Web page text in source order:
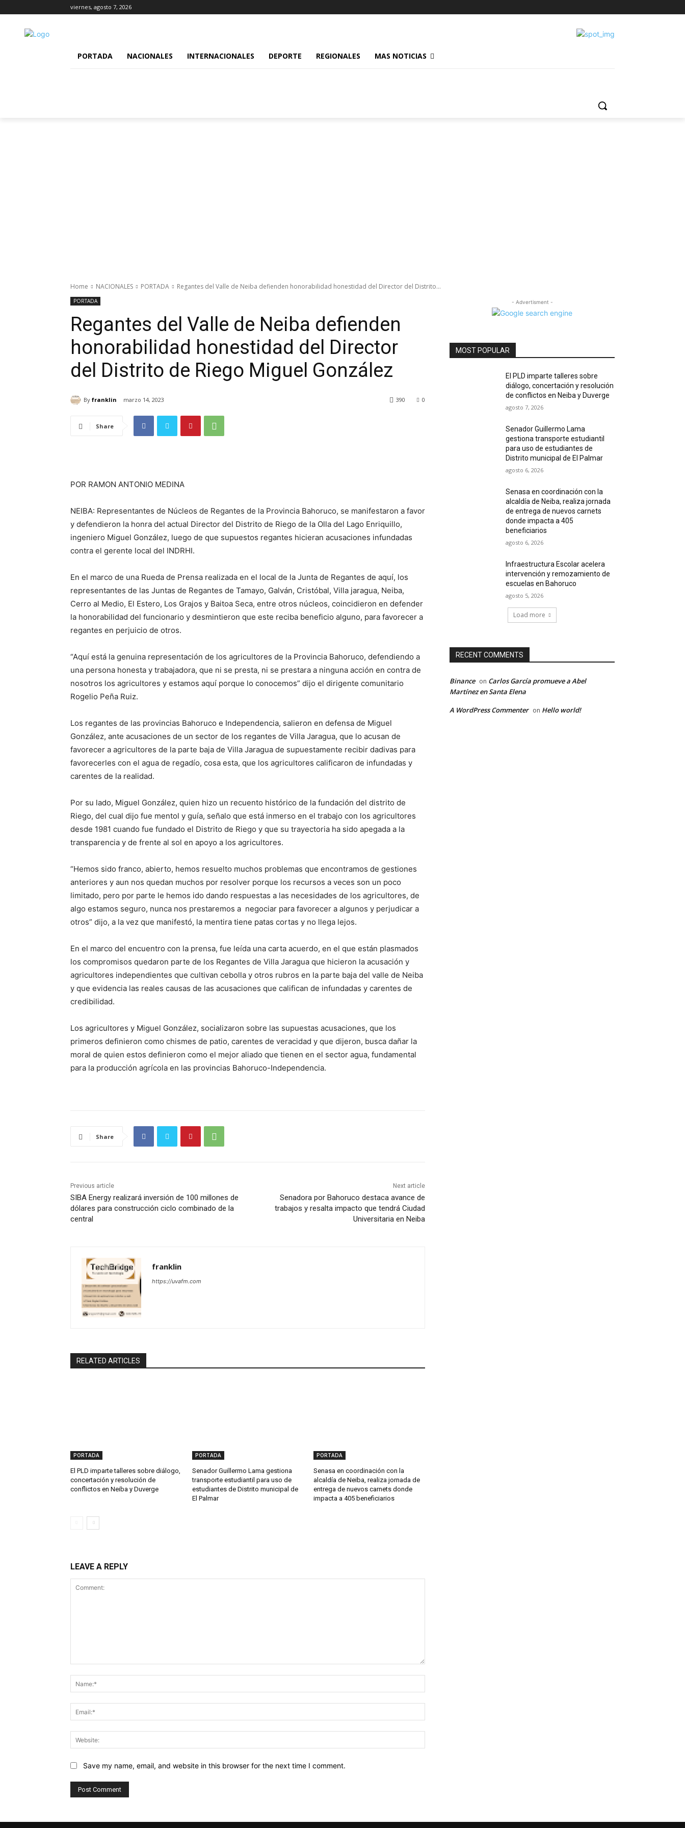
viernes, agosto 7, 2026
PORTADA NACIONALES INTERNACIONALES DEPORTE REGIONALES MAS NOTICIAS
Home NACIONALES PORTADA Regantes del Valle de Neiba defienden honorabilidad honestidad del Director del Distrito...
PORTADA
Regantes del Valle de Neiba defienden
honorabilidad honestidad del Director
del Distrito de Riego Miguel González
By franklin marzo 14, 2023 0
390
Share
POR RAMON ANTONIO MEDINA
NEIBA: Representantes de Núcleos de Regantes de la Provincia Bahoruco, se manifestaron a favor
y defendieron la honra del actual Director del Distrito de Riego de la Olla del Lago Enriquillo,
ingeniero Miguel González, luego de que supuestos regantes hicieran acusaciones infundadas
contra el gerente local del INDRHI.
En el marco de una Rueda de Prensa realizada en el local de la Junta de Regantes de aquí, los
representantes de las Juntas de Regantes de Tamayo, Galván, Cristóbal, Villa jaragua, Neiba,
Cerro al Medio, El Estero, Los Grajos y Baitoa Seca, entre otros núcleos, coincidieron en defender
la honorabilidad del funcionario y desmintieron que este reciba beneficio alguno, para favorecer a
regantes en perjuicio de otros.
“Aquí está la genuina representación de los agricultores de la Provincia Bahoruco, defendiendo a
una persona honesta y trabajadora, que ni se presta, ni se prestara a ninguna acción en contra de
nosotros los agricultores y estamos aquí porque lo conocemos” dijo el dirigente comunitario
Rogelio Peña Ruiz.
Los regantes de las provincias Bahoruco e Independencia, salieron en defensa de Miguel
González, ante acusaciones de un sector de los regantes de Villa Jaragua, que lo acusan de
favorecer a agricultores de la parte baja de Villa Jaragua de supuestamente recibir dadivas para
favorecerles con el agua de regadío, cosa esta, que los agricultores calificaron de infundadas y
carentes de la realidad.
Por su lado, Miguel González, quien hizo un recuento histórico de la fundación del distrito de
Riego, del cual dijo fue mentol y guía, señalo que está inmerso en el trabajo con los agricultores
desde 1981 cuando fue fundado el Distrito de Riego y que su trayectoria ha sido apegada a la
transparencia y de frente al sol en apoyo a los agricultores.
“Hemos sido franco, abierto, hemos resuelto muchos problemas que encontramos de gestiones
anteriores y aun nos quedan muchos por resolver porque los recursos a veces son un poco
limitado, pero por parte le hemos ido dando respuestas a las necesidades de los agricultores, de
algo estamos seguro, nunca nos prestaremos a negociar para favorecer a algunos y perjudicar a
otros” dijo, a la vez que manifestó, la mentira tiene patas cortas y no llega lejos.
En el marco del encuentro con la prensa, fue leída una carta acuerdo, en el que están plasmados
los compromisos quedaron parte de los Regantes de Villa Jaragua que hicieron la acusación y
agricultores independientes que cultivan cebolla y otros rubros en la parte baja del valle de Neiba
y que evidencia las reales causas de las acusaciones que califican de infundadas y carentes de
credibilidad.
Los agricultores y Miguel González, socializaron sobre las supuestas acusaciones, que los
primeros definieron como chismes de patio, carentes de veracidad y que dijeron, busca dañar la
moral de quien estos definieron como el mejor aliado que tienen en el sector agua, fundamental
para la producción agrícola en las provincias Bahoruco-Independencia.
Share
Previous article
SIBA Energy realizará inversión de 100 millones de
dólares para construcción ciclo combinado de la
central
Next article
Senadora por Bahoruco destaca avance de
trabajos y resalta impacto que tendrá Ciudad
Universitaria en Neiba
franklin
https://uvafm.com
RELATED ARTICLES
PORTADA
El PLD imparte talleres sobre diálogo,
concertación y resolución de
conflictos en Neiba y Duverge
PORTADA
Senador Guillermo Lama gestiona
transporte estudiantil para uso de
estudiantes de Distrito municipal de
El Palmar
PORTADA
Senasa en coordinación con la
alcaldía de Neiba, realiza jornada de
entrega de nuevos carnets donde
impacta a 405 beneficiarios
LEAVE A REPLY
Save my name, email, and website in this browser for the next time I comment.
- Advertisment -
MOST POPULAR
El PLD imparte talleres sobre
diálogo, concertación y resolución
de conflictos en Neiba y Duverge
agosto 7, 2026
Senador Guillermo Lama
gestiona transporte estudiantil
para uso de estudiantes de
Distrito municipal de El Palmar
agosto 6, 2026
Senasa en coordinación con la
alcaldía de Neiba, realiza jornada
de entrega de nuevos carnets
donde impacta a 405
beneficiarios
agosto 6, 2026
Infraestructura Escolar acelera
intervención y remozamiento de
escuelas en Bahoruco
agosto 5, 2026
Load more
RECENT COMMENTS
Binance on Carlos García promueve a Abel
Martínez en Santa Elena
A WordPress Commenter on Hello world!